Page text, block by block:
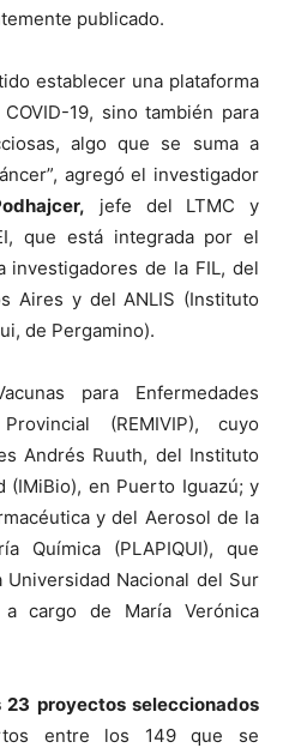
publicado.
establecer una plataforma
19, sino también para
algo que se suma a
agregó el investigador
jefe del LTMC y
que está integrada por el
investigadores de la FIL, del
Aires y del ANLIS (Instituto
de Pergamino).
para Enfermedades
(REMIVIP), cuyo
Andrés Ruuth, del Instituto
(IMiBio), en Puerto Iguazú; y
y del Aerosol de la
Química (PLAPIQUI), que
Universidad Nacional del Sur
cargo de María Verónica
23 proyectos seleccionados
entre los 149 que se